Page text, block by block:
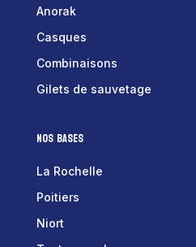
Anorak
Casques
Combinaisons
Gilets de sauvetage
Nos bases
La Rochelle
Poitiers
Niort